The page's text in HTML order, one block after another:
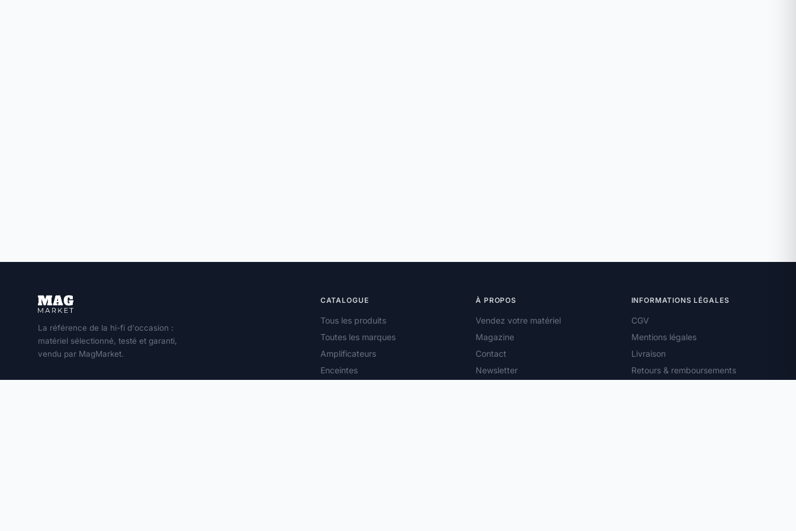
La référence de la hi-fi d'occasion :
matériel sélectionné, testé et garanti,
vendu par MagMarket.
CATALOGUE
Tous les produits
Toutes les marques
Amplificateurs
Enceintes
À PROPOS
Vendez votre matériel
Magazine
Contact
Newsletter
INFORMATIONS LÉGALES
CGV
Mentions légales
Livraison
Retours & remboursements